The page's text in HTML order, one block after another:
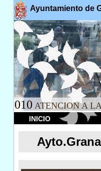
Ayuntamiento de
010 ATENCION A
INICIO